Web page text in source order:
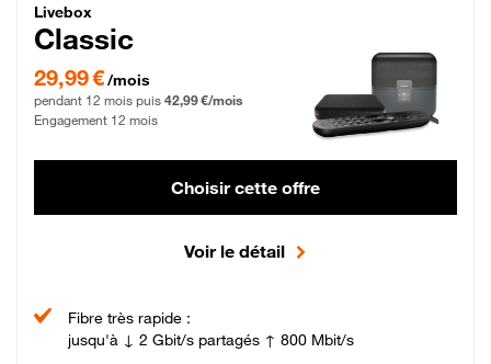
Livebox Classic Fibre
Livebox
Classic
29,99 € par mois pendant 12 mois puis 42,99 € par mois, Engagement 12 mois
29,99 €/mois
pendant 12 mois puis 42,99 €/mois
Engagement 12 mois
Choisir cette offre
Voir le détail
Fibre très rapide :
jusqu'à ↓ 2 Gbit/s partagés ↑ 800 Mbit/s